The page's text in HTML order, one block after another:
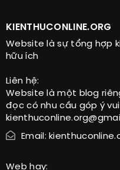
KIENTHUCONLINE.ORG
Website là sự tổng hợp
hữu ích
Liên hệ:
Website là một blog
đọc có nhu cầu góp ý
Email:
Web hay: